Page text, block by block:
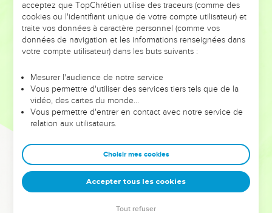
DE L’ANNÉE !
ET SI LEURS ERREURS POUVAIENT VOUS ÉVITER LES
VOTRES ?
leur foi ou leur vision. Mais on voit moins les doutes, les erreurs
et les saisons difficiles qu'ils ont traversés, alors même que ce
sont elles qui les ont façonnés.
Dans cette conférence, leaders, entrepreneurs, et responsables
clés pour avancer avec plus de sagesse afin que leurs erreurs
deviennent vos tremplins. Que vous guidiez un ministère, une
équipe, un groupe ou une famille, leur expérience est faite
pour vous.
acceptez que TopChrétien utilise des traceurs (comme des
cookies ou l'identifiant unique de votre compte utilisateur) et
traite vos données à caractère personnel (comme vos
données de navigation et les informations renseignées dans
votre compte utilisateur) dans les buts suivants :
Mesurer l'audience de notre service
Vous permettre d'utiliser des services tiers tels que de la
vidéo, des cartes du monde…
Vous permettre d'entrer en contact avec notre service de
relation aux utilisateurs.
Choisir mes cookies
Accepter tous les cookies
Tout refuser